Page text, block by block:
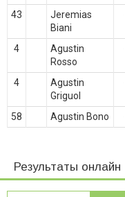
43
Jeremias
Biani
4
Agustin
Rosso
4
Agustin
Griguol
58 Agustin Bono
Результаты онлайн